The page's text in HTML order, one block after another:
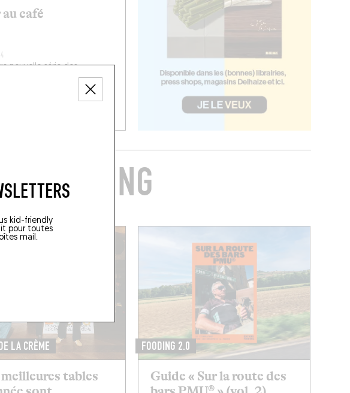
kid-friendly
pour toutes
mail.
café
nouvelle série des
Cafétiches, voyez la tasse à
et cuisinez les quatre
FOODING
LA CRÈME
tables
FOODING 2.0
Guide « Sur la route des